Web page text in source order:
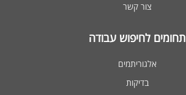
צור קשר
תחומים לחיפוש עבודה
אלגוריתמים
בדיקות